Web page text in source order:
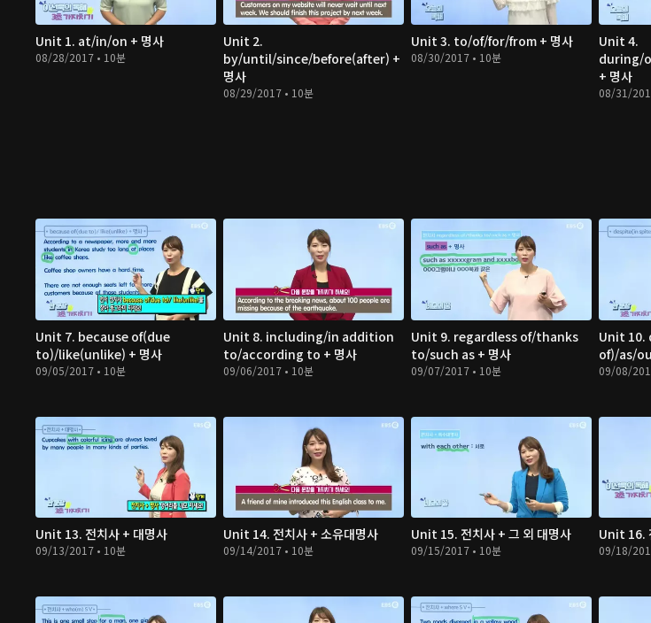
Unit 1. at/in/on + 명사
08/28/2017 • 10분
Unit 2.
by/until/since/before(after) +
명사
08/29/2017 • 10분
Unit 3. to/of/for/from + 명사
08/30/2017 • 10분
Unit 4.
during/
+ 명사
08/31/
Unit 7. because of(due
to)/like(unlike) + 명사
09/05/2017 • 10분
Unit 8. including/in addition
to/according to + 명사
09/06/2017 • 10분
Unit 9. regardless of/thanks
to/such as + 명사
09/07/2017 • 10분
Unit
of)/as/
09/08/
Unit 13. 전치사 + 대명사
09/13/2017 • 10분
Unit 14. 전치사 + 소유대명사
09/14/2017 • 10분
Unit 15. 전치사 + 그 외 대명사
09/15/2017 • 10분
Unit 16.
09/18/